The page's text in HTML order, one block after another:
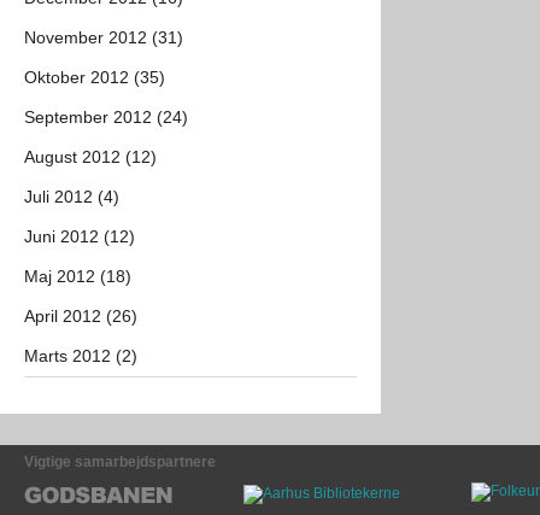
November 2012 (31)
Oktober 2012 (35)
September 2012 (24)
August 2012 (12)
Juli 2012 (4)
Juni 2012 (12)
Maj 2012 (18)
April 2012 (26)
Marts 2012 (2)
Vigtige samarbejdspartnere